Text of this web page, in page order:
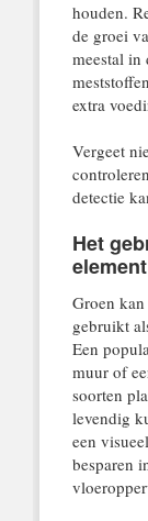
houden.
de groei
meestal in
extra
Vergeet
detectie
Het
Groen
gebruikt
Een
muur of
soorten
levendig
een
besparen